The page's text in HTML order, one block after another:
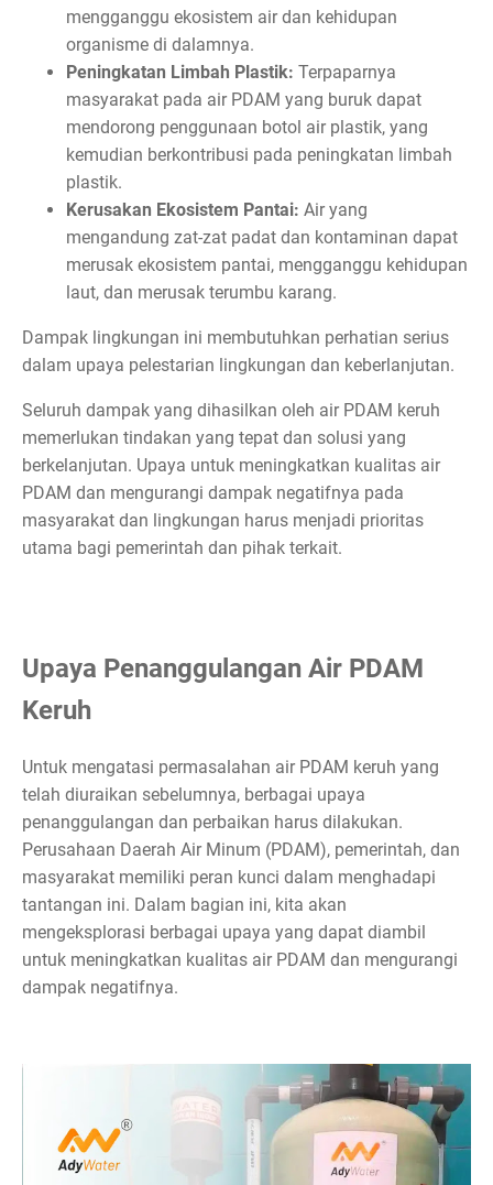
mengganggu ekosistem air dan kehidupan
organisme di dalamnya.
Peningkatan Limbah Plastik: Terpaparnya
masyarakat pada air PDAM yang buruk dapat
mendorong penggunaan botol air plastik, yang
kemudian berkontribusi pada peningkatan limbah
plastik.
Kerusakan Ekosistem Pantai: Air yang
mengandung zat-zat padat dan kontaminan dapat
merusak ekosistem pantai, mengganggu kehidupan
laut, dan merusak terumbu karang.
Dampak lingkungan ini membutuhkan perhatian serius
dalam upaya pelestarian lingkungan dan keberlanjutan.
Seluruh dampak yang dihasilkan oleh air PDAM keruh
memerlukan tindakan yang tepat dan solusi yang
berkelanjutan. Upaya untuk meningkatkan kualitas air
PDAM dan mengurangi dampak negatifnya pada
masyarakat dan lingkungan harus menjadi prioritas
utama bagi pemerintah dan pihak terkait.
Upaya Penanggulangan Air PDAM
Keruh
Untuk mengatasi permasalahan air PDAM keruh yang
telah diuraikan sebelumnya, berbagai upaya
penanggulangan dan perbaikan harus dilakukan.
Perusahaan Daerah Air Minum (PDAM), pemerintah, dan
masyarakat memiliki peran kunci dalam menghadapi
tantangan ini. Dalam bagian ini, kita akan
mengeksplorasi berbagai upaya yang dapat diambil
untuk meningkatkan kualitas air PDAM dan mengurangi
dampak negatifnya.